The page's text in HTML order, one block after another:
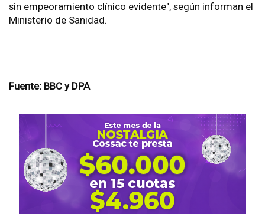
sin empeoramiento clínico evidente", según informan el
Ministerio de Sanidad.
Fuente: BBC y DPA